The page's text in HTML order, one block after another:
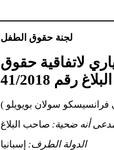
لجنة حقوق الطفل
لاتفاقية حقوق
41/2018
فرانسيسكو سولان بويويلو )
أنه ضحية: صاحب البلاغ
الدولة الطرف: إسبانيا